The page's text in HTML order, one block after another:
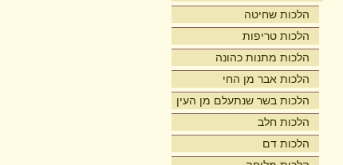
הלכות שחיטה
הלכות טריפות
הלכות מתנות כהונה
הלכות אבר מן החי
הלכות בשר שנתעלם מן העין
הלכות חלב
הלכות דם